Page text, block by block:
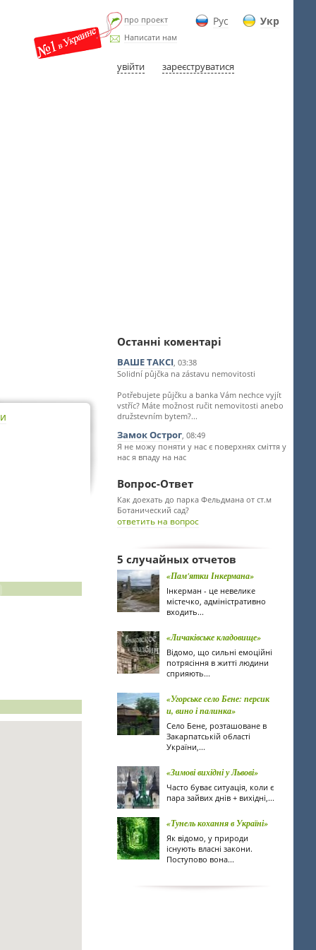
Рус Укр
про проект
Написати нам
увійти зареєструватися
Останні коментарі
ВАШЕ ТАКСІ, 03:38
Solidní půjčka na zástavu nemovitosti
Potřebujete půjčku a banka Vám nechce vyjít
vstříc? Máte možnost ručit nemovitosti anebo
družstevním bytem?...
Замок Острог, 08:49
Я не можу поняти у нас є поверхнях сміття у
нас я впаду на нас
Вопрос-Ответ
Как доехать до парка Фельдмана от ст.м
Ботанический сад?
ответить на вопрос
5 случайных отчетов
«Пам'ятки Інкермана»
Інкерман - це невелике
містечко, адміністративно
входить...
«Личаківське кладовище»
Відомо, що сильні емоційні
потрясіння в житті людини
сприяють...
«Угорське село Бене: персик
и, вино і палинка»
Село Бене, розташоване в
Закарпатській області
України,...
«Зимові вихідні у Львові»
Часто буває ситуація, коли є
пара зайвих днів + вихідні,...
«Тунель кохання в Україні»
Як відомо, у природи
існують власні закони.
Поступово вона...